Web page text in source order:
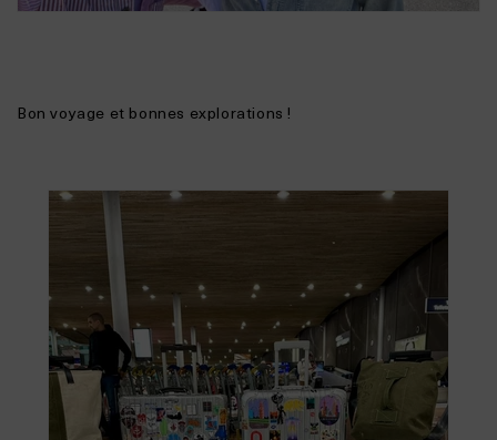
Bon voyage et bonnes explorations !